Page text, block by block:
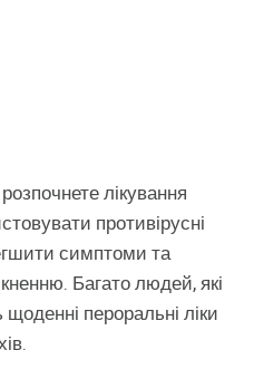
лікування
противірусні
симптоми та
Багато людей, які
пероральні ліки